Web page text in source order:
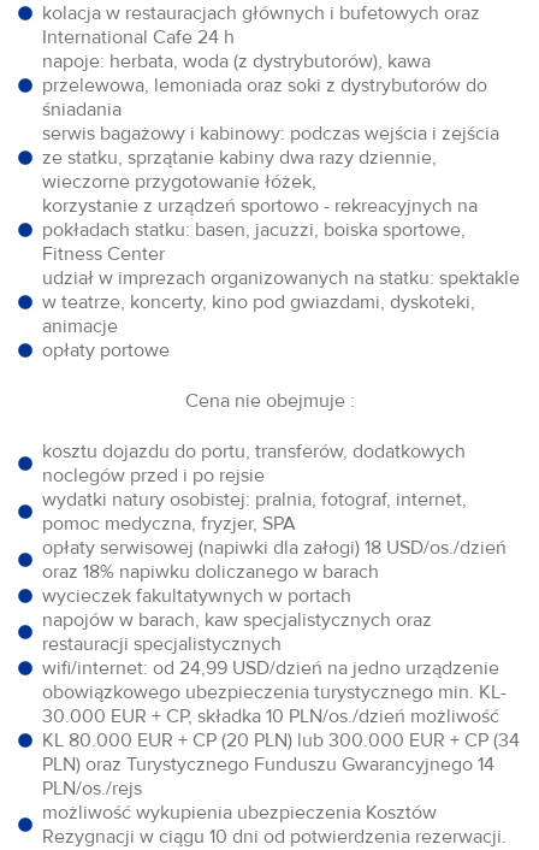
kolacja w restauracjach głównych i bufetowych oraz
International Cafe 24 h
napoje: herbata, woda (z dystrybutorów), kawa
przelewowa, lemoniada oraz soki z dystrybutorów do
śniadania
serwis bagażowy i kabinowy: podczas wejścia i zejścia
ze statku, sprzątanie kabiny dwa razy dziennie,
wieczorne przygotowanie łóżek,
korzystanie z urządzeń sportowo - rekreacyjnych na
pokładach statku: basen, jacuzzi, boiska sportowe,
Fitness Center
udział w imprezach organizowanych na statku: spektakle
w teatrze, koncerty, kino pod gwiazdami, dyskoteki,
animacje
opłaty portowe
Cena nie obejmuje :
kosztu dojazdu do portu, transferów, dodatkowych
noclegów przed i po rejsie
wydatki natury osobistej: pralnia, fotograf, internet,
pomoc medyczna, fryzjer, SPA
opłaty serwisowej (napiwki dla załogi) 18 USD/os./dzień
oraz 18% napiwku doliczanego w barach
wycieczek fakultatywnych w portach
napojów w barach, kaw specjalistycznych oraz
restauracji specjalistycznych
wifi/internet: od 24,99 USD/dzień na jedno urządzenie
obowiązkowego ubezpieczenia turystycznego min. KL-
30.000 EUR + CP, składka 10 PLN/os./dzień możliwość
KL 80.000 EUR + CP (20 PLN) lub 300.000 EUR + CP (34
PLN) oraz Turystycznego Funduszu Gwarancyjnego 14
PLN/os./rejs
możliwość wykupienia ubezpieczenia Kosztów
Rezygnacji w ciągu 10 dni od potwierdzenia rezerwacji.